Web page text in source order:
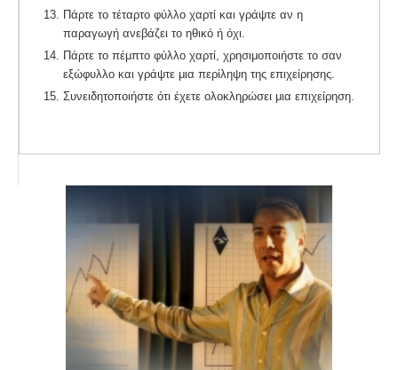
13. Πάρτε το τέταρτο φύλλο χαρτί και γράψτε αν η
παραγωγή ανεβάζει το ηθικό ή όχι.
14. Πάρτε το πέμπτο φύλλο χαρτί, χρησιμοποιήστε το σαν
εξώφυλλο και γράψτε μια περίληψη της επιχείρησης.
15. Συνειδητοποιήστε ότι έχετε ολοκληρώσει μια επιχείρηση.